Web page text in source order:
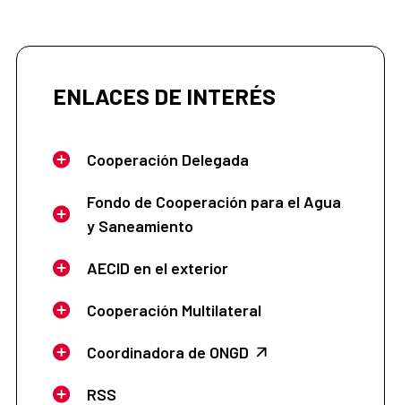
ENLACES DE INTERÉS
Cooperación Delegada
Fondo de Cooperación para el Agua
y Saneamiento
AECID en el exterior
Cooperación Multilateral
Coordinadora de ONGD
RSS